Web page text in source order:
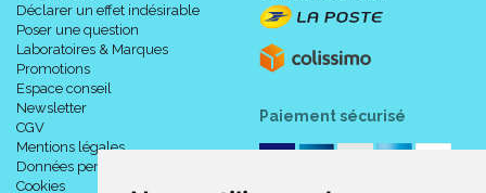
Déclarer un effet indésirable
Poser une question
Laboratoires & Marques
Promotions
Espace conseil
Newsletter
CGV
Mentions légales
Données personnelles
Cookies
Paiement sécurisé